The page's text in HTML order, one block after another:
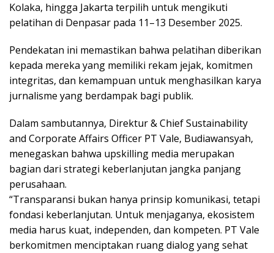
Kolaka, hingga Jakarta terpilih untuk mengikuti
pelatihan di Denpasar pada 11–13 Desember 2025.
Pendekatan ini memastikan bahwa pelatihan diberikan
kepada mereka yang memiliki rekam jejak, komitmen
integritas, dan kemampuan untuk menghasilkan karya
jurnalisme yang berdampak bagi publik.
Dalam sambutannya, Direktur & Chief Sustainability
and Corporate Affairs Officer PT Vale, Budiawansyah,
menegaskan bahwa upskilling media merupakan
bagian dari strategi keberlanjutan jangka panjang
perusahaan.
“Transparansi bukan hanya prinsip komunikasi, tetapi
fondasi keberlanjutan. Untuk menjaganya, ekosistem
media harus kuat, independen, dan kompeten. PT Vale
berkomitmen menciptakan ruang dialog yang sehat